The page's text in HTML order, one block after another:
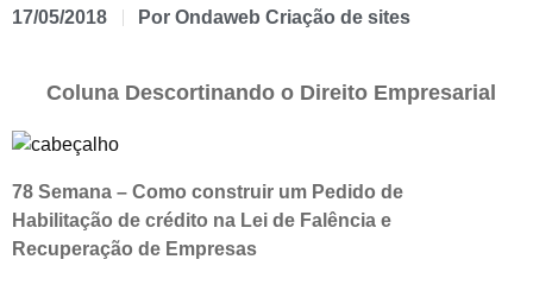
17/05/2018 Por Ondaweb Criação de sites
Coluna Descortinando o Direito Empresarial
78 Semana – Como construir um Pedido de
Habilitação de crédito na Lei de Falência e
Recuperação de Empresas